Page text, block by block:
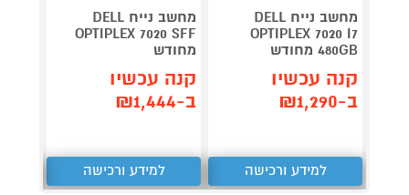
מחשב נייח DELL
OPTIPLEX 7020 I7
480GB מחודש
קנה עכשיו
ב-₪1,290
למידע ורכישה
מחשב נייח DELL
OPTIPLEX 7020 SFF
מחודש
קנה עכשיו
ב-₪1,444
למידע ורכישה